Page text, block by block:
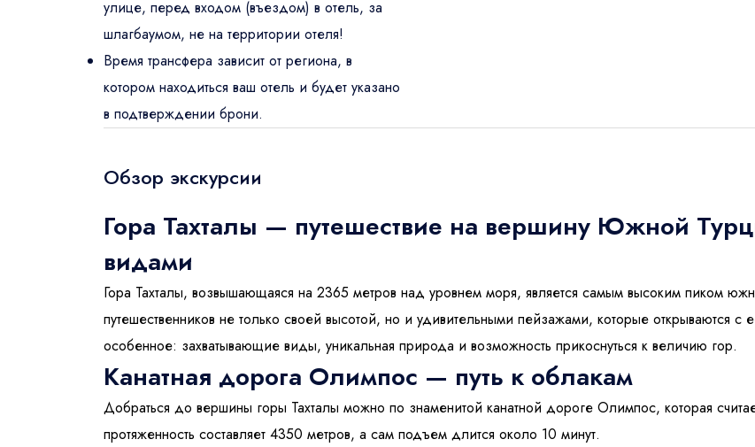
улице, перед входом (въездом) в отель, за
шлагбаумом, не на территории отеля!
Время трансфера зависит от региона, в
котором находиться ваш отель и будет указано
в подтверждении брони.
Обзор экскурсии
Гора Тахталы — путешествие на вершину Южной
видами
Гора Тахталы, возвышающаяся на 2365 метров над уровнем моря, является самым высоким пиком
путешественников не только своей высотой, но и удивительными пейзажами, которые открываются
особенное: захватывающие виды, уникальная природа и возможность прикоснуться к величию гор.
Канатная дорога Олимпос — путь к облакам
Добраться до вершины горы Тахталы можно по знаменитой канатной дороге Олимпос, которая
протяженность составляет 4350 метров, а сам подъем длится около 10 минут.
Туристы